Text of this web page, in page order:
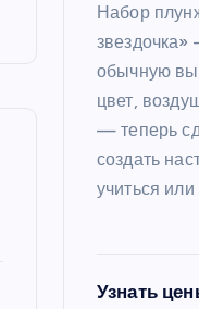
Набор
обычную
цвет,
— теперь
создать
учиться
Узнать